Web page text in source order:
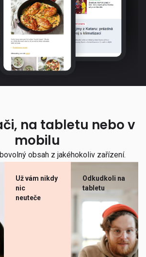
na tabletu nebo v
mobilu
obsah z jakéhokoliv zařízení.
Už vám nikdy
nic
neuteče
Odkudkoli na
tabletu